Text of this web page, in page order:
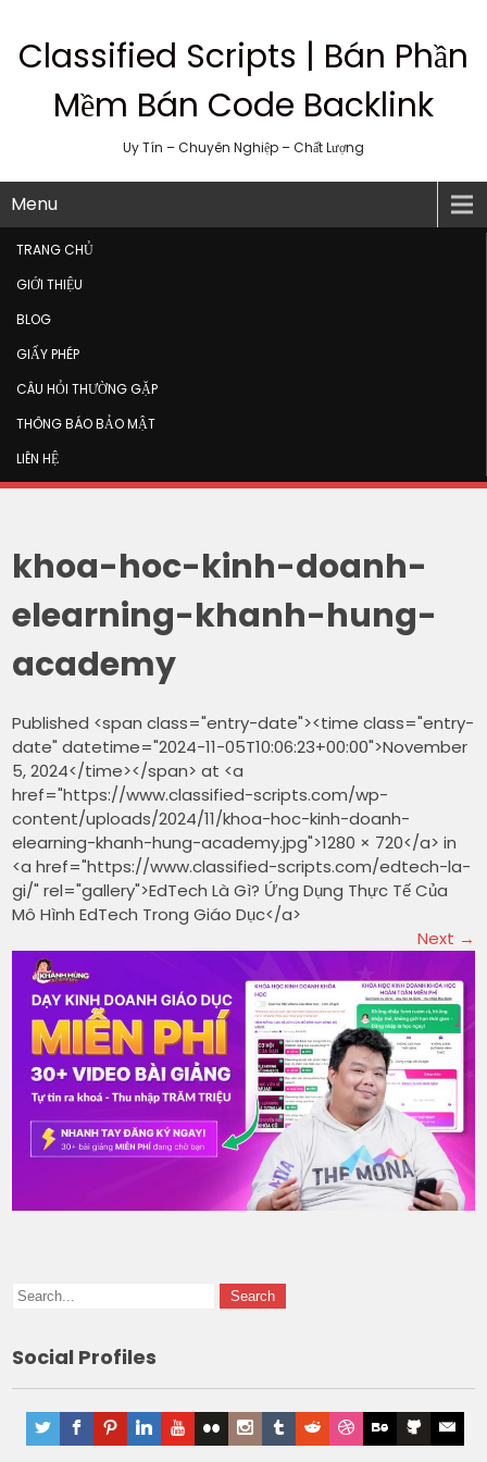
Classified Scripts | Bán Phần
Mềm Bán Code Backlink
Uy Tín – Chuyên Nghiệp – Chất Lượng
Menu
TRANG CHỦ
GIỚI THIỆU
BLOG
GIẤY PHÉP
CÂU HỎI THƯỜNG GẶP
THÔNG BÁO BẢO MẬT
LIÊN HỆ
khoa-hoc-kinh-doanh-
elearning-khanh-hung-
academy
Published <span class="entry-date"><time class="entry-
date" datetime="2024-11-05T10:06:23+00:00">November
5, 2024</time></span> at <a
href="https://www.classified-scripts.com/wp-
content/uploads/2024/11/khoa-hoc-kinh-doanh-
elearning-khanh-hung-academy.jpg">1280 × 720</a> in
<a href="https://www.classified-scripts.com/edtech-la-
gi/" rel="gallery">EdTech Là Gì? Ứng Dụng Thực Tế Của
Mô Hình EdTech Trong Giáo Dục</a>
Next →
Social Profiles